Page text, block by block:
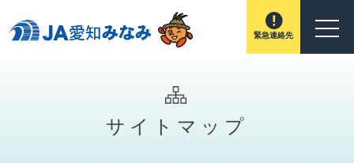
緊急連絡先
サイトマップ